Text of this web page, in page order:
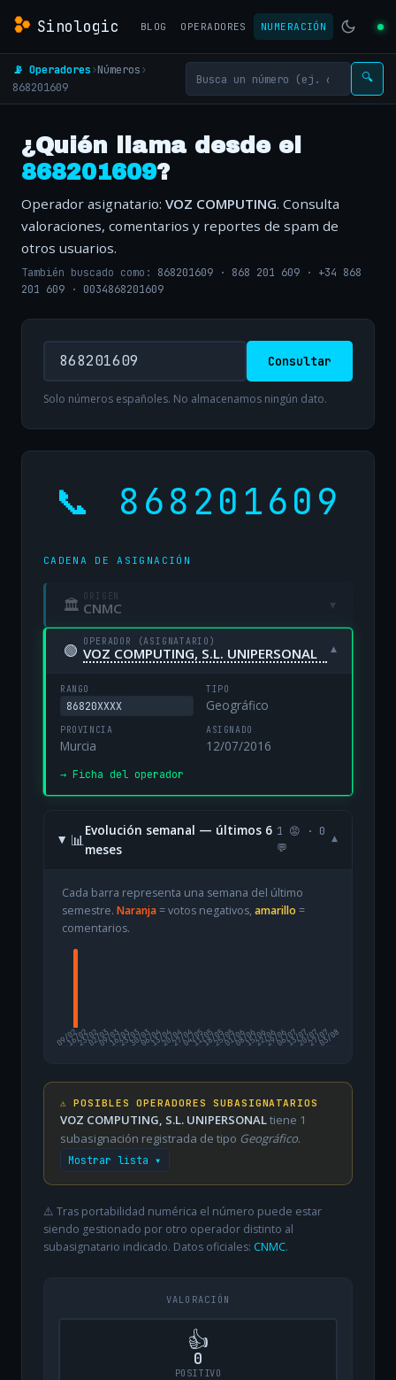
Sinologic BLOG OPERADORES NUMERACIÓN
📡 Operadores›Números›
868201609
🔍
¿Quién llama desde el
868201609?
Operador asignatario: VOZ COMPUTING. Consulta
valoraciones, comentarios y reportes de spam de
otros usuarios.
También buscado como: 868201609 · 868 201 609 · +34 868
201 609 · 0034868201609
Consultar
Solo números españoles. No almacenamos ningún dato.
📞 868201609
CADENA DE ASIGNACIÓN
🏛 ORIGEN
CNMC ▾
🟢 OPERADOR (ASIGNATARIO)
VOZ COMPUTING, S.L. UNIPERSONAL ▾
RANGO
86820XXXX
TIPO
Geográfico
PROVINCIA
Murcia
ASIGNADO
12/07/2016
→ Ficha del operador
📊
Evolución semanal — últimos 6
meses
1 😡 · 0
💬
▾
Cada barra representa una semana del último
semestre. Naranja= votos negativos, amarillo =
comentarios.
09/02
16/0223/0202/0309/0316/0323/0330/0306/0413/0420/0427/0404/0511/0518/0525/0501/0608/0615/0622/0629/0606/0713/0720/0727/07
03/08
⚠️ POSIBLES OPERADORES SUBASIGNATARIOS
VOZ COMPUTING, S.L. UNIPERSONALtiene 1
subasignación registrada de tipo Geográfico.
Mostrar lista ▾
⚠️ Tras portabilidad numérica el número puede estar
siendo gestionado por otro operador distinto al
subasignatario indicado. Datos oficiales: CNMC.
VALORACIÓN
👍
0
POSITIVO